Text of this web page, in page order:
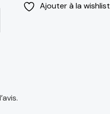
Ajouter à la wishlist